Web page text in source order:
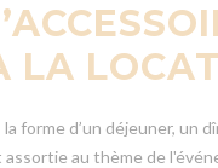
LA
d’un déjeuner, un
au thème de